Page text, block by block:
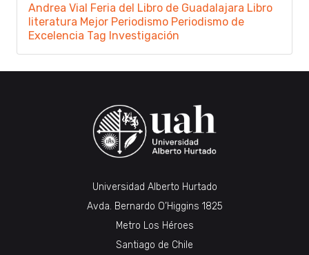
Andrea Vial Feria del Libro de Guadalajara Libro
literatura Mejor Periodismo Periodismo de
Excelencia Tag Investigación
Universidad Alberto Hurtado
Avda. Bernardo O’Higgins 1825
Metro Los Héroes
Santiago de Chile